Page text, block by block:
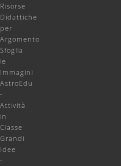
Risorse
Didattiche
per
Argomento
Sfoglia
le
Immagini
AstroEdu
-
Attività
in
Classe
Grandi
Idee
-